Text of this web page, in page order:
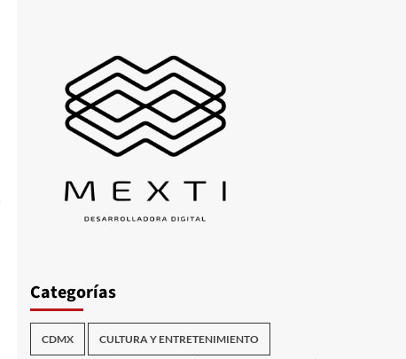
Categorías
CDMX CULTURA Y ENTRETENIMIENTO